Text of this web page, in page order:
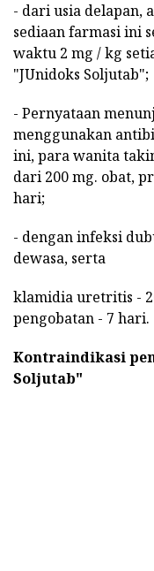
- dari usia delapan,
sediaan farmasi ini
waktu 2 mg / kg
"JUnidoks Soljutab";
- Pernyataan
menggunakan
ini, para wanita
dari 200 mg. obat,
hari;
- dengan infeksi
dewasa, serta
klamidia uretritis -
pengobatan - 7 hari.
Kontraindikasi
Soljutab"